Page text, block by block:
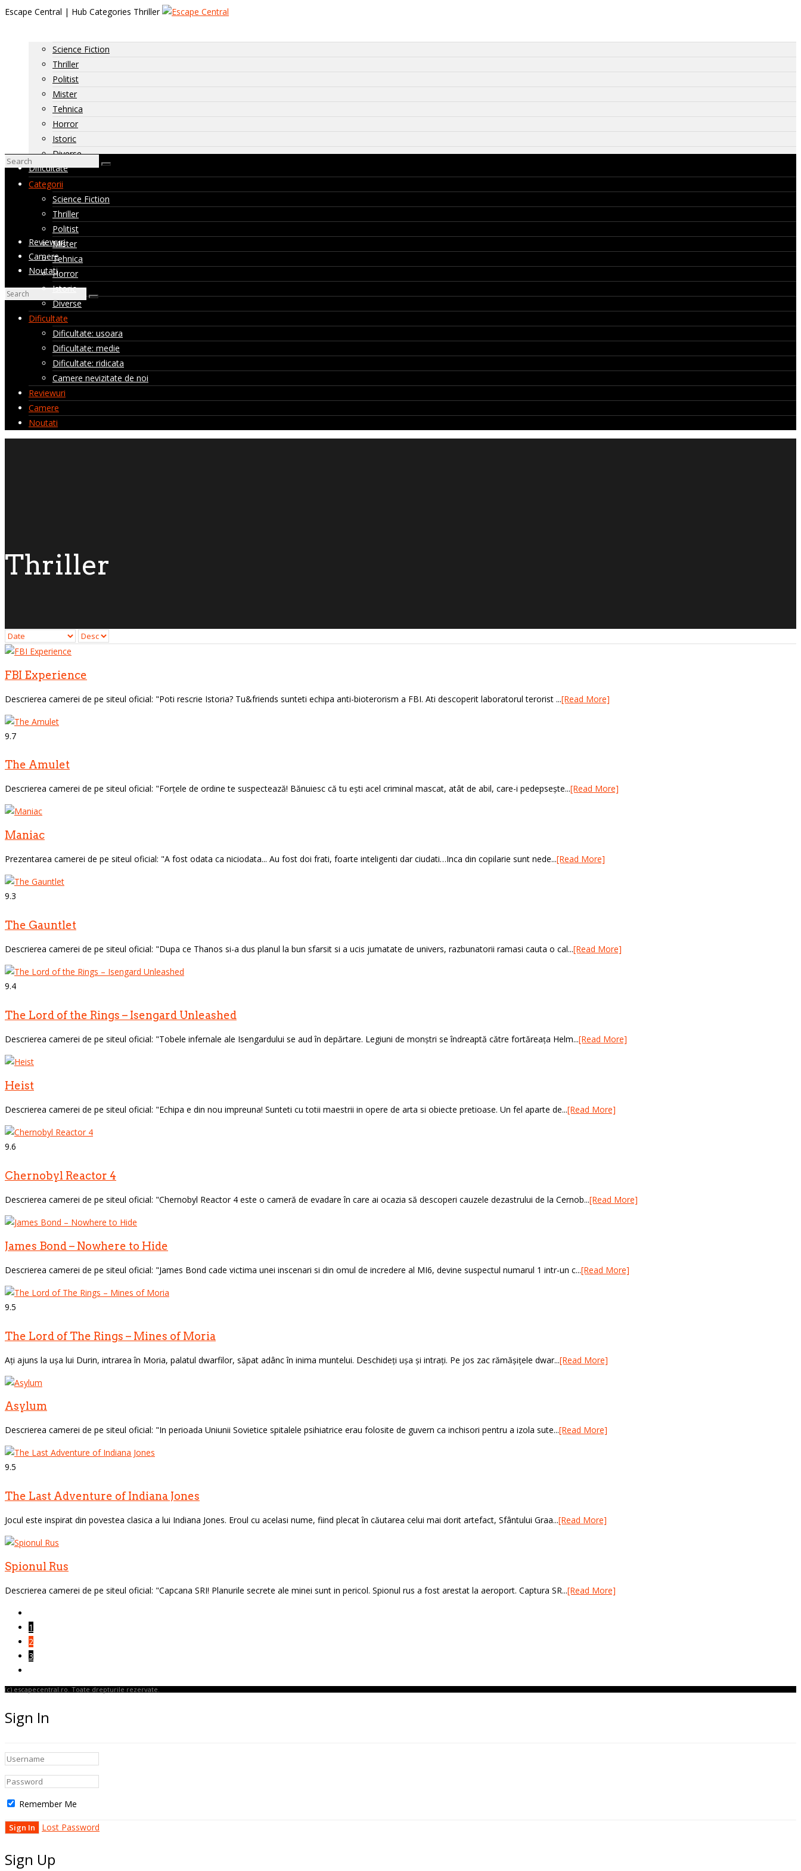
Escape Central | Hub Categories Thriller
Science Fiction
Thriller
Politist
Mister
Tehnica
Horror
Istoric
Diverse
Dificultate
Dificultate: usoara
Dificultate: medie
Dificultate: ridicata
Camere nevizitate de noi
Reviewuri
Camere
Noutati
Categorii
Science Fiction
Thriller
Politist
Mister
Tehnica
Horror
Istoric
Diverse
Dificultate
Dificultate: usoara
Dificultate: medie
Dificultate: ridicata
Camere nevizitate de noi
Reviewuri
Camere
Noutati
Thriller
FBI Experience
Descrierea camerei de pe siteul oficial: "Poti rescrie Istoria? Tu&friends sunteti echipa anti-bioterorism a FBI. Ati descoperit laboratorul terorist ...[Read More]
9.7
The Amulet
Descrierea camerei de pe siteul oficial: "Forțele de ordine te suspectează! Bănuiesc că tu ești acel criminal mascat, atât de abil, care-i pedepsește...[Read More]
Maniac
Prezentarea camerei de pe siteul oficial: "A fost odata ca niciodata... Au fost doi frati, foarte inteligenti dar ciudati…Inca din copilarie sunt nede...[Read More]
9.3
The Gauntlet
Descrierea camerei de pe siteul oficial: "Dupa ce Thanos si-a dus planul la bun sfarsit si a ucis jumatate de univers, razbunatorii ramasi cauta o cal...[Read More]
9.4
The Lord of the Rings – Isengard Unleashed
Descrierea camerei de pe siteul oficial: "Tobele infernale ale Isengardului se aud în depărtare. Legiuni de monștri se îndreaptă către fortăreața Helm...[Read More]
Heist
Descrierea camerei de pe siteul oficial: "Echipa e din nou impreuna! Sunteti cu totii maestrii in opere de arta si obiecte pretioase. Un fel aparte de...[Read More]
9.6
Chernobyl Reactor 4
Descrierea camerei de pe siteul oficial: "Chernobyl Reactor 4 este o cameră de evadare în care ai ocazia să descoperi cauzele dezastrului de la Cernob...[Read More]
James Bond – Nowhere to Hide
Descrierea camerei de pe siteul oficial: "James Bond cade victima unei inscenari si din omul de incredere al MI6, devine suspectul numarul 1 intr-un c...[Read More]
9.5
The Lord of The Rings – Mines of Moria
Ați ajuns la ușa lui Durin, intrarea în Moria, palatul dwarfilor, săpat adânc în inima muntelui. Deschideți ușa și intrați. Pe jos zac rămășițele dwar...[Read More]
Asylum
Descrierea camerei de pe siteul oficial: "In perioada Uniunii Sovietice spitalele psihiatrice erau folosite de guvern ca inchisori pentru a izola sute...[Read More]
9.5
The Last Adventure of Indiana Jones
Jocul este inspirat din povestea clasica a lui Indiana Jones. Eroul cu acelasi nume, fiind plecat în căutarea celui mai dorit artefact, Sfântului Graa...[Read More]
Spionul Rus
Descrierea camerei de pe siteul oficial: "Capcana SRI! Planurile secrete ale minei sunt in pericol. Spionul rus a fost arestat la aeroport. Captura SR...[Read More]
1
2
3
(c) escapecentral.ro. Toate drepturile rezervate.
Sign In
Remember Me
Lost Password
Sign Up